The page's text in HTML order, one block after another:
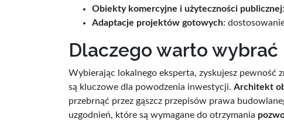
Obiekty komercyjne i użyteczności publicznej
Adaptacje projektów gotowych:
Dlaczego warto wybrać
Wybierając lokalnego eksperta, zyskujesz pewność
są kluczowe dla powodzenia inwestycji. Architekt
przebrnąć przez gąszcz przepisów prawa
uzgodnień, które są wymagane do otrzymania